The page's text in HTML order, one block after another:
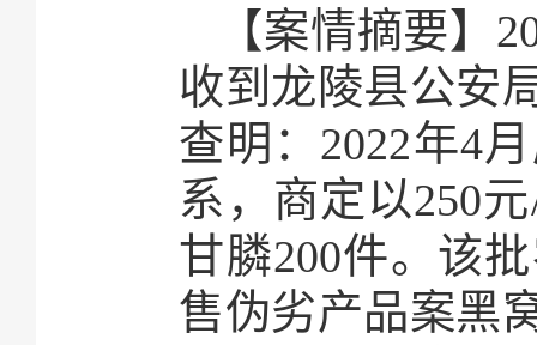
【案情摘要】
收到龙陵县公安
查明：2022年4
系，商定以250
甘膦200件。该
售伪劣产品案黑